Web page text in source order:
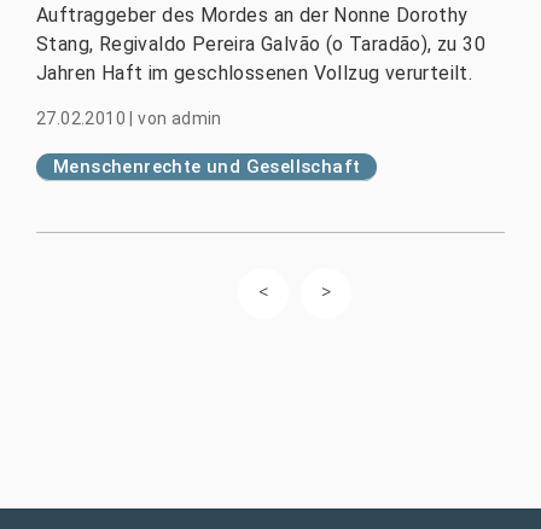
Auftraggeber des Mordes an der Nonne Dorothy
Stang, Regivaldo Pereira Galvão (o Taradão), zu 30
Jahren Haft im geschlossenen Vollzug verurteilt.
27.02.2010 |von admin
Menschenrechte und Gesellschaft